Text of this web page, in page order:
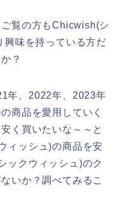
覧の方もChicwish(シ
興味を持っている方だ
？
年、2022年、2023年
商品を愛用していく
く買いたいな～～と
ィッシュ)の商品を安
ックウィッシュ)のク
いか？調べてみるこ